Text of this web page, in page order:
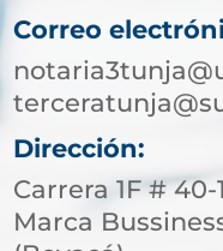
Correo
Dirección:
Carrera 1F #
Marca